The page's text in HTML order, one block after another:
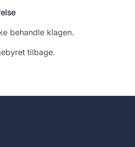
behandle klagen.
tilbage.